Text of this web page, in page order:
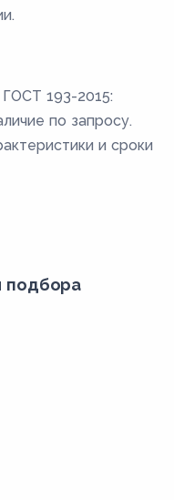
193-2015:
по запросу.
и сроки
подбора